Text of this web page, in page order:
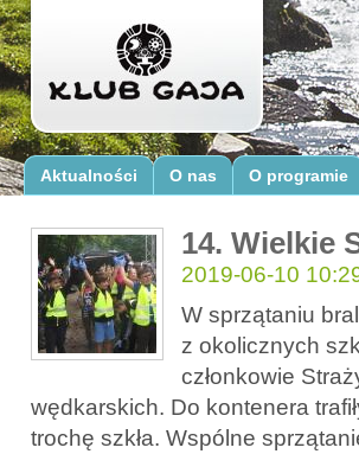
Aktualności O nas O programie
14. Wielkie
2019-06-10
W sprzątaniu
z okolicznych
członkowie
wędkarskich. Do kontenera
trochę szkła. Wspólne